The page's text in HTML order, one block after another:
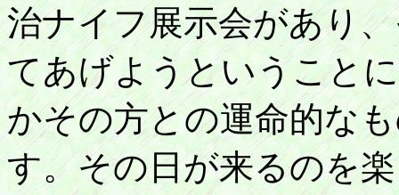
治ナイフ展示会があり
てあげようということ
かその方との運命的な
す。その日が来るのを